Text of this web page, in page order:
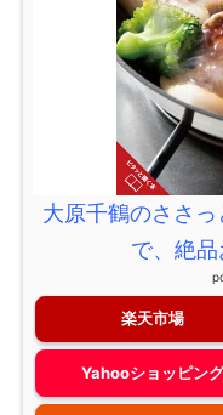
大原千鶴のささ
で、絶
楽天市場
Yahooショッピング